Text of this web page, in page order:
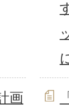
画